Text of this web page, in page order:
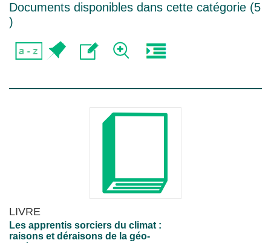
Documents disponibles dans cette catégorie (5
)
LIVRE
Les apprentis sorciers du climat :
raisons et déraisons de la géo-